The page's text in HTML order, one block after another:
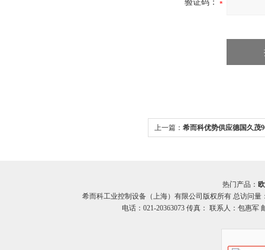
验证码：
上一篇： 希而科优势供应德国久茂
热门产品：
希而科工业控制设备（上海）有限公司版权所有 总访问量
电话：021-20363073 传真： 联系人：包惠军